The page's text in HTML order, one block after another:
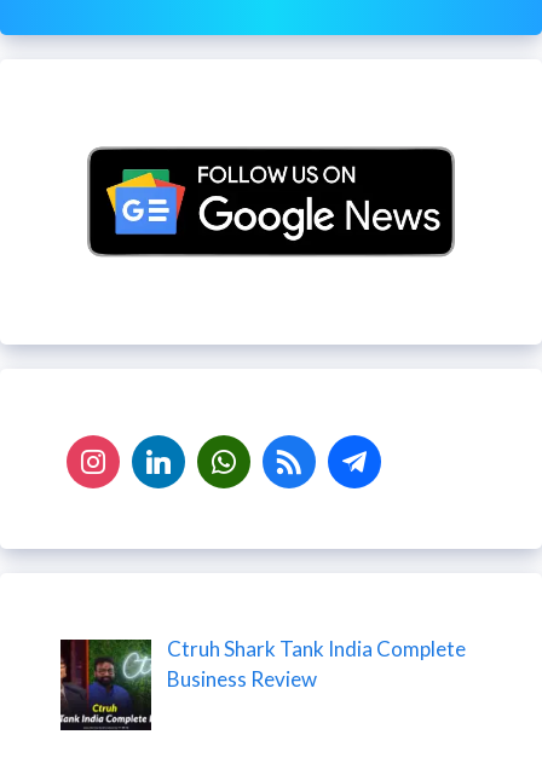
Ctruh Shark Tank India Complete
Business Review